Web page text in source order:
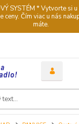
SYSTÉM * Vytvorte si
ceny. Čím viac u nás
máte.